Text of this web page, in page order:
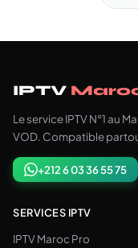
IPTV
Le service IPTV N°1 au
VOD. Compatible
+212 6 03 36 55 75
SERVICES IPTV
IPTV Maroc Pro